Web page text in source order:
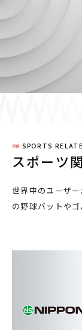
JP
採用情報
SPORTS
スポーツ
世界中のユーザ
の野球バットやゴ